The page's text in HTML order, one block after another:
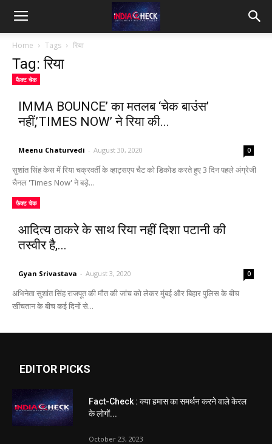
IndiaCheck
Home Tags रिया
Tag: रिया
फैक्ट चेक
IMMA BOUNCE’ का मतलब ‘चेक बाउंस’
नहीं,’TIMES NOW’ ने रिया की...
Meenu Chaturvedi - August 30, 2020 0
सुशांत सिंह केस में रिया चक्रवर्ती के व्हाट्सएप चैट को डिकोड करते हुए 3 दिन पहले अंग्रेजी
चैनल 'Times Now' ने बड़े...
फैक्ट चेक
आदित्य ठाकरे के साथ रिया नहीं दिशा पटानी की
तस्वीर है,...
Gyan Srivastava - August 3, 2020 0
अभिनेता सुशांत सिंह राजपूत की मौत की जांच को लेकर मुंबई और बिहार पुलिस के बीच
खींचतान के बीच कई दिनों से...
EDITOR PICKS
Fact-Check : क्या हमास का समर्थन करने वाले केरल
के लोगों...
October 23, 2023